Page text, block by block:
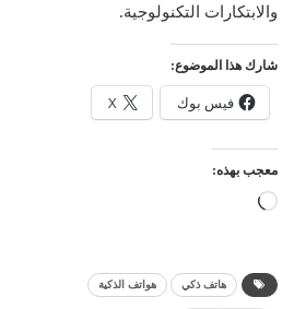
والابتكارات التكنولوجية.
شارك هذا الموضوع:
فيس بوك X
معجب بهذه:
جاري
هاتف ذكي هواتف الذكية